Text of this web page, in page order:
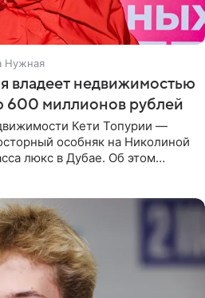
Нужная
владеет недвижимостью
600 миллионов рублей
Кети Топурии —
особняк на Николиной
люкс в Дубае. Об этом